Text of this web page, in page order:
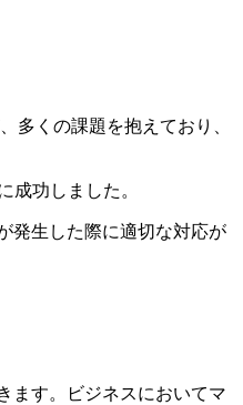
多くの課題を抱えており、
成功しました。
発生した際に適切な対応が
ます。ビジネスにおいてマ